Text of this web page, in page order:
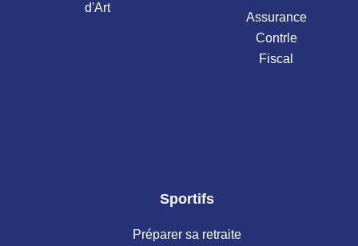
d'Art
Assurance
Contrle
Fiscal
Sportifs
Préparer sa retraite